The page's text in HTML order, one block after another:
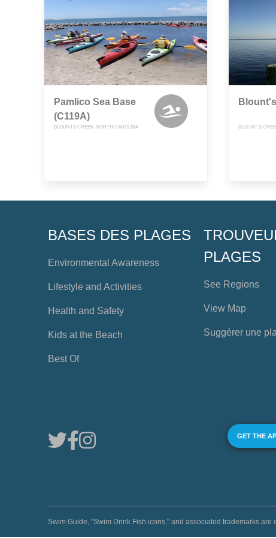
Pamlico Sea Base
(C119A)
BLOUNTS CREEK, NORTH CAROLINA BLOUNT'S
BASES DES PLAGES
Environmental Awareness
Lifestyle and Activities
Health and Safety
Kids at the Beach
Best Of
PLAGES
See Regions
View Map
Suggérer une
GET THE
Swim Guide, "Swim Drink Fish icons," and associated trademarks are